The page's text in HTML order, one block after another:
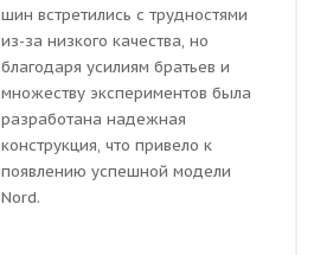
шин встретились с трудностями
из-за низкого качества, но
благодаря усилиям братьев и
множеству экспериментов была
разработана надежная
конструкция, что привело к
появлению успешной модели
Nord.